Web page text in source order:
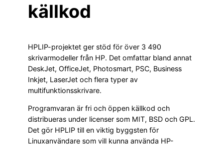
källkod
HPLIP-projektet ger stöd för över 3 490
skrivarmodeller från HP. Det omfattar bland annat
DeskJet, OfficeJet, Photosmart, PSC, Business
Inkjet, LaserJet och flera typer av
multifunktionsskrivare.
Programvaran är fri och öppen källkod och
distribueras under licenser som MIT, BSD och GPL.
Det gör HPLIP till en viktig byggsten för
Linuxanvändare som vill kunna använda HP-